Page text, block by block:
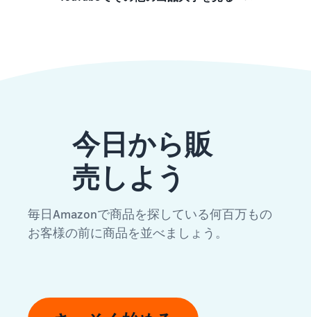
今日から販
売しよう
毎日Amazonで商品を探している何百万もの
お客様の前に商品を並べましょう。